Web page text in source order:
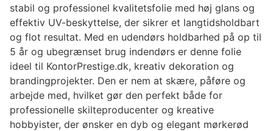
stabil og professionel kvalitetsfolie med høj glans og
effektiv UV-beskyttelse, der sikrer et langtidsholdbart
og flot resultat. Med en udendørs holdbarhed på op til
5 år og ubegrænset brug indendørs er denne folie
ideel til KontorPrestige.dk, kreativ dekoration og
brandingprojekter. Den er nem at skære, påføre og
arbejde med, hvilket gør den perfekt både for
professionelle skilteproducenter og kreative
hobbyister, der ønsker en dyb og elegant mørkerød